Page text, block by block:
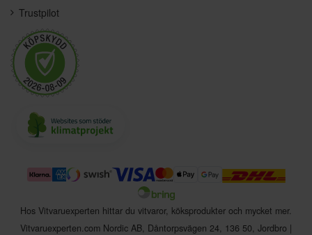
Trustpilot
Hos Vitvaruexperten hittar du vitvaror, köksprodukter och mycket mer.
Vitvaruexperten.com Nordic AB, Dåntorpsvägen 24, 136 50, Jordbro |